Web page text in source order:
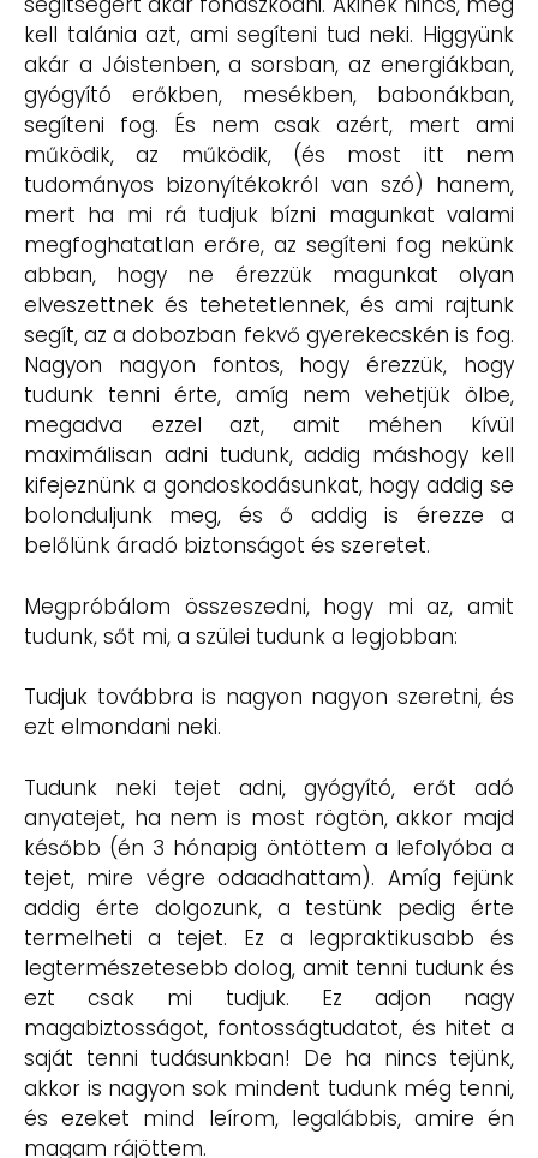
kell talánia azt, ami segíteni tud neki. Higgyünk
akár a Jóistenben, a sorsban, az energiákban,
gyógyító erőkben, mesékben, babonákban,
segíteni fog. És nem csak azért, mert ami
működik, az működik, (és most itt nem
tudományos bizonyítékokról van szó) hanem,
mert ha mi rá tudjuk bízni magunkat valami
megfoghatatlan erőre, az segíteni fog nekünk
abban, hogy ne érezzük magunkat olyan
elveszettnek és tehetetlennek, és ami rajtunk
segít, az a dobozban fekvő gyerekecskén is fog.
Nagyon nagyon fontos, hogy érezzük, hogy
tudunk tenni érte, amíg nem vehetjük ölbe,
megadva ezzel azt, amit méhen kívül
maximálisan adni tudunk, addig máshogy kell
kifejeznünk a gondoskodásunkat, hogy addig se
bolonduljunk meg, és ő addig is érezze a
belőlünk áradó biztonságot és szeretet.
Megpróbálom összeszedni, hogy mi az, amit
tudunk, sőt mi, a szülei tudunk a legjobban:
Tudjuk továbbra is nagyon nagyon szeretni, és
ezt elmondani neki.
Tudunk neki tejet adni, gyógyító, erőt adó
anyatejet, ha nem is most rögtön, akkor majd
később (én 3 hónapig öntöttem a lefolyóba a
tejet, mire végre odaadhattam). Amíg fejünk
addig érte dolgozunk, a testünk pedig érte
termelheti a tejet. Ez a legpraktikusabb és
legtermészetesebb dolog, amit tenni tudunk és
ezt csak mi tudjuk. Ez adjon nagy
magabiztosságot, fontosságtudatot, és hitet a
saját tenni tudásunkban! De ha nincs tejünk,
akkor is nagyon sok mindent tudunk még tenni,
és ezeket mind leírom, legalábbis, amire én
magam rájöttem.